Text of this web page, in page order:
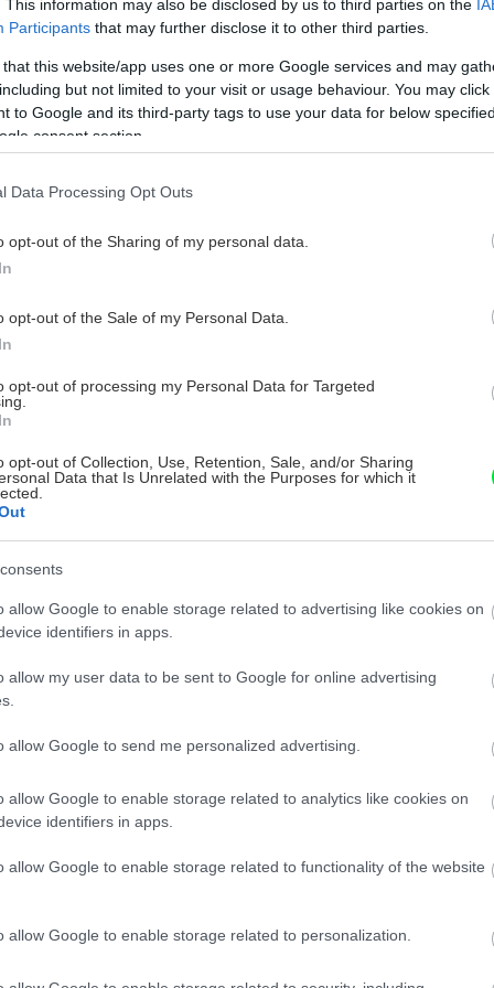
This information may also be disclosed by us to third parties on the
Participants that may further disclose it to other third parties.
that this website/app uses one or more Google services and may
but not limited to your visit or usage behaviour. You may
to Google and its third-party tags to use your data for below
consent section.
Data Processing Opt Outs
opt-out of the Sharing of my personal data.
opt-out of the Sale of my Personal Data.
opt-out of processing my Personal Data for Targeted
opt-out of Collection, Use, Retention, Sale, and/or Sharing
Data that Is Unrelated with the Purposes for which it
allow Google to enable storage related to advertising like cookies on
identifiers in apps.
allow my user data to be sent to Google for online advertising
allow Google to send me personalized advertising.
allow Google to enable storage related to analytics like cookies on
identifiers in apps.
allow Google to enable storage related to functionality of the website
allow Google to enable storage related to personalization.
škoricou v kombinácii s
jabĺk)
(posekané orechy), hrozienka
Posypeme škoricovým cukrom.
múku, práškový cukor, prášok do
na cesto. Ak by bolo cesto veľmi
smotany. Ja som nepridávala, cesto
Cesto rozdelíme na polovicu. Jednu
a prenesieme na vymastený, múkou
že jemne poprášime múkou, preložíme
a prenesieme na plech. Rozvinieme
Záhrada za 20 € a dostanete darčekovú
nákup v rovnakej hodnote.
Získať predplatné